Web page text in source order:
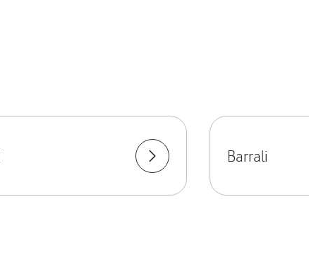
Barrali